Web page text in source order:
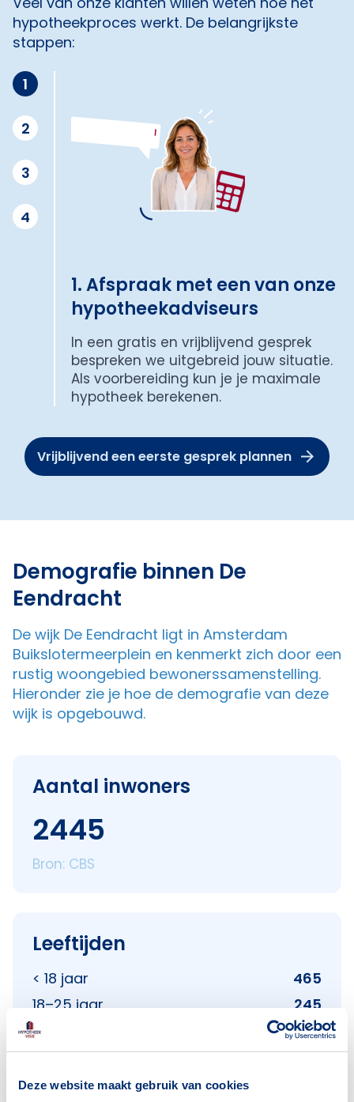
Deze website maakt gebruik van cookies
hypotheekproces werkt. De belangrijkste
stappen:
1
2
3
4
1. Afspraak met een van onze
hypotheekadviseurs
In een gratis en vrijblijvend gesprek
bespreken we uitgebreid jouw situatie.
Als voorbereiding kun je je maximale
hypotheek berekenen.
Vrijblijvend een eerste gesprek plannen
Demografie binnen De
Eendracht
De wijk De Eendracht ligt in Amsterdam
Buikslotermeerplein en kenmerkt zich door een
rustig woongebied bewonerssamenstelling.
Hieronder zie je hoe de demografie van deze
wijk is opgebouwd.
Aantal inwoners
2445
Bron: CBS
Leeftijden
< 18 jaar
465
18–25 jaar
245
25–45 jaar
636
45–65 jaar
611
65+ jaar